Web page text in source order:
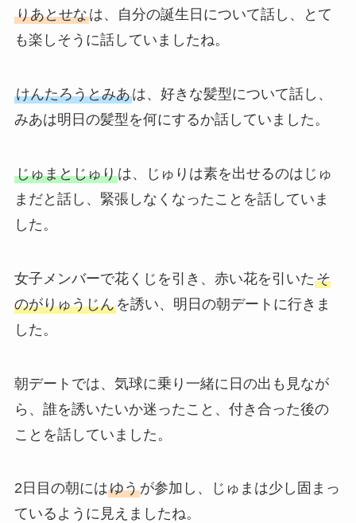
りあとせなは、自分の誕生日について話し、とて
も楽しそうに話していましたね。
けんたろうとみあは、好きな髪型について話し、
みあは明日の髪型を何にするか話していました。
じゅまとじゅりは、じゅりは素を出せるのはじゅ
まだと話し、緊張しなくなったことを話していま
した。
女子メンバーで花くじを引き、赤い花を引いたそ
のがりゅうじんを誘い、明日の朝デートに行きま
した。
朝デートでは、気球に乗り一緒に日の出も見なが
ら、誰を誘いたいか迷ったこと、付き合った後の
ことを話していました。
2日目の朝にはゆうが参加し、じゅまは少し固まっ
ているように見えましたね。